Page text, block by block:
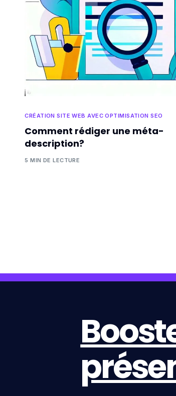
CRÉATION SITE WEB AVEC OPTIMISATION SEO
Comment rédiger une méta-
description?
5 MIN DE LECTURE